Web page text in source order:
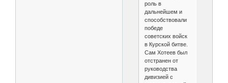
роль в
дальнейшем и
способствовали
победе
советских войск
в Курской битве.
Сам Хотеев был
отстранен от
руководства
дивизией с